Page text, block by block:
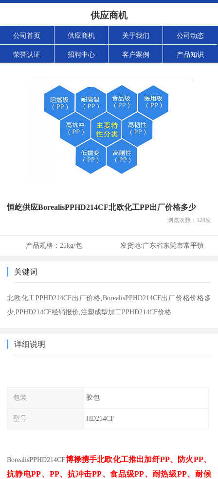
供应商机
公司首页 供应商机 关于我们 公司动态
荣誉认证 招聘中心 客户案例 产品知识
恒屹供应BorealisPPHD214CF北欧化工PP出厂价格多少
浏览次数： 128次
产品规格： 25kg/包 发货地:广东省东莞市常平镇
关键词
北欧化工PPHD214CF出厂价格,BorealisPPHD214CF出厂价格价格多
少,PPHD214CF经销报价,注塑成型加工PPHD214CF价格
详细说明
包装 胶包
型号 HD214CF
BorealisPPHD214CF博禄携手北欧化工推出加纤PP、防火PP、
抗静电PP、 PP、抗冲击PP、食品级PP、耐热级PP、耐候